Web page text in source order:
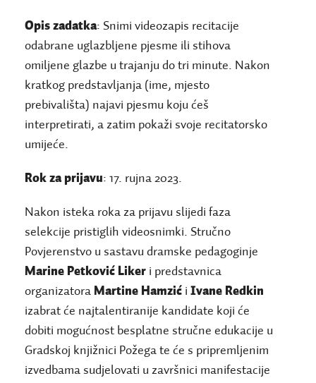
Opis zadatka: Snimi videozapis recitacije
odabrane uglazbljene pjesme ili stihova
omiljene glazbe u trajanju do tri minute. Nakon
kratkog predstavljanja (ime, mjesto
prebivališta) najavi pjesmu koju ćeš
interpretirati, a zatim pokaži svoje recitatorsko
umijeće.
Rok za prijavu: 17. rujna 2023.
Nakon isteka roka za prijavu slijedi faza
selekcije pristiglih videosnimki. Stručno
Povjerenstvo u sastavu dramske pedagoginje
Marine Petković Liker i predstavnica
organizatora Martine Hamzić iIvane Redkin
izabrat će najtalentiranije kandidate koji će
dobiti mogućnost besplatne stručne edukacije u
Gradskoj knjižnici Požega te će s pripremljenim
izvedbama sudjelovati u završnici manifestacije